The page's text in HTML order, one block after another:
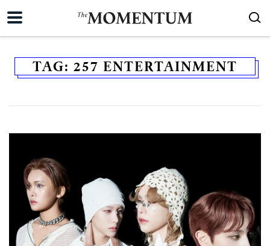
TAG: 257 ​ENTERTAINMENT​